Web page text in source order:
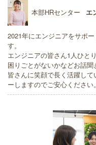
本部HRセンター エ
2021年にエンジニアをサポ
す。
エンジニアの皆さん1人ひと
困りごとがないかなどお話聞
皆さんに笑顔で長く活躍し
ーしますのでご安心ください。